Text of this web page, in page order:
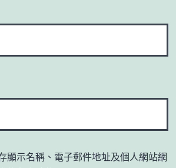
顯示名稱、電子郵件地址及個人網站網